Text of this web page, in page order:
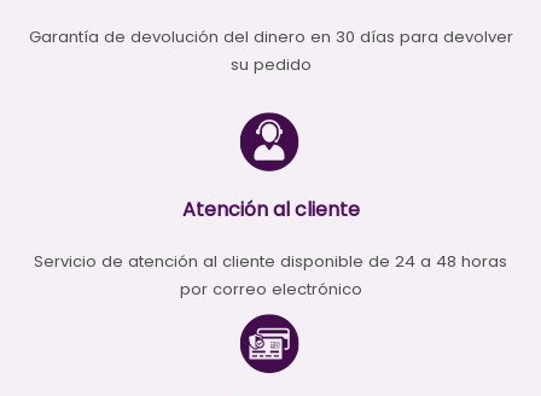
Garantía de devolución del dinero en 30 días para devolver
su pedido
Atención al cliente
Servicio de atención al cliente disponible de 24 a 48 horas
por correo electrónico